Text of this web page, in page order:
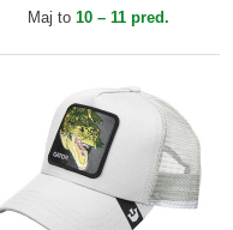
Maj to 10 – 11 pred.